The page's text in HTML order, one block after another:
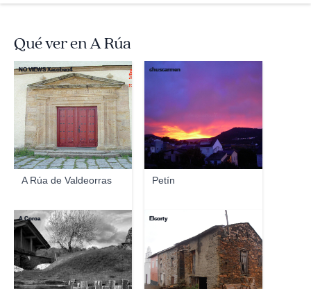
Qué ver en A Rúa
A Rúa de Valdeorras
NO VIEWS Xacobeo4
Petín
chuscarmen
A Coroa Elcorty